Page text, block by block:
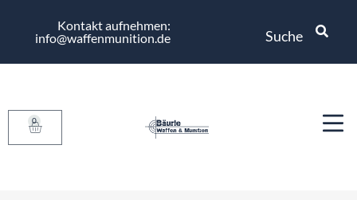
Kontakt aufnehmen:
info@waffenmunition.de
Suche
0